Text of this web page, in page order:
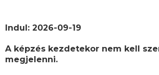
Indul: 2026-09-19
A képzés kezdetekor nem kell
megjelenni.